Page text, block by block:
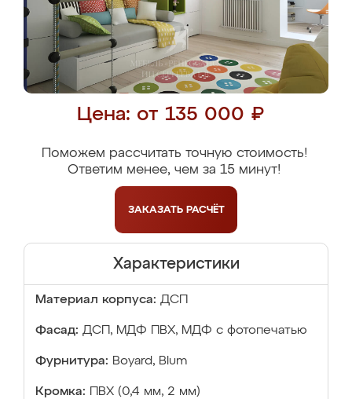
Цена: от 135 000 ₽
Поможем рассчитать точную стоимость!
Ответим менее, чем за 15 минут!
ЗАКАЗАТЬ РАСЧЁТ
Характеристики
Материал корпуса: ДСП
Фасад: ДСП, МДФ ПВХ, МДФ с фотопечатью
Фурнитура: Boyard, Blum
Кромка: ПВХ (0,4 мм, 2 мм)